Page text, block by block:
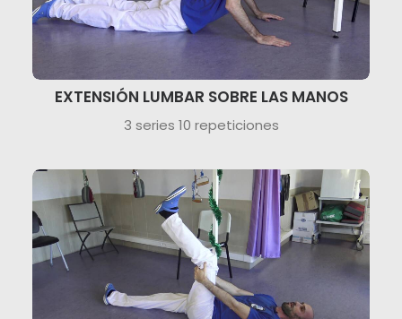
EXTENSIÓN LUMBAR SOBRE LAS MANOS
3 series 10 repeticiones